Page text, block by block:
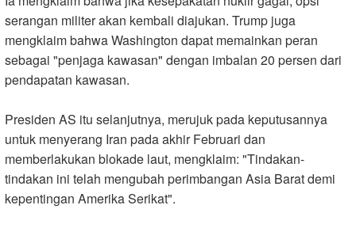
serangan militer akan kembali diajukan. Trump juga
mengklaim bahwa Washington dapat memainkan peran
sebagai "penjaga kawasan" dengan imbalan 20 persen dari
pendapatan kawasan.
Presiden AS itu selanjutnya, merujuk pada keputusannya
untuk menyerang Iran pada akhir Februari dan
memberlakukan blokade laut, mengklaim: "Tindakan-
tindakan ini telah mengubah perimbangan Asia Barat demi
kepentingan Amerika Serikat."